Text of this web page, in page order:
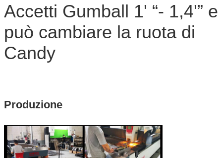
Accetti Gumball 1' “- 1,4'” e
può cambiare la ruota di
Candy
Produzione